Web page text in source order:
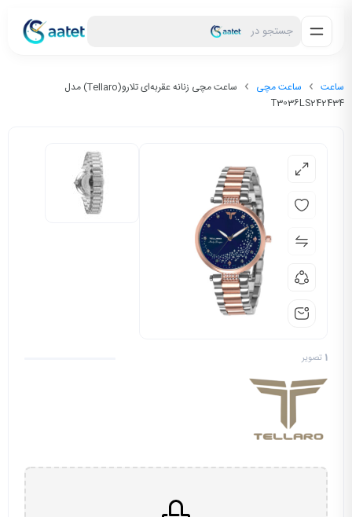
جستجو در
ساعت ساعت مچی
ساعت مچی زنانه عقربه‌ای تلارو(Tellaro) مدل
T3036LS242434
1 تصویر